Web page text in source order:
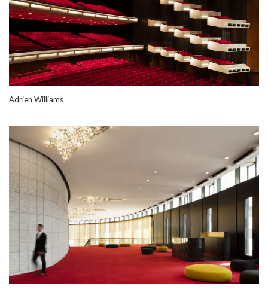
Adrien Williams